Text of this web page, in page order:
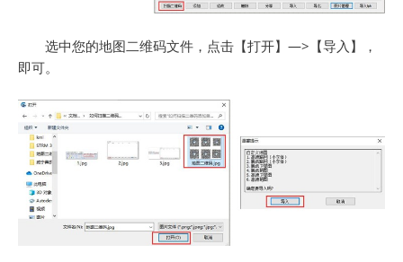
选中您的地图二维码文件，点击【打开】—>【导入】，
即可。